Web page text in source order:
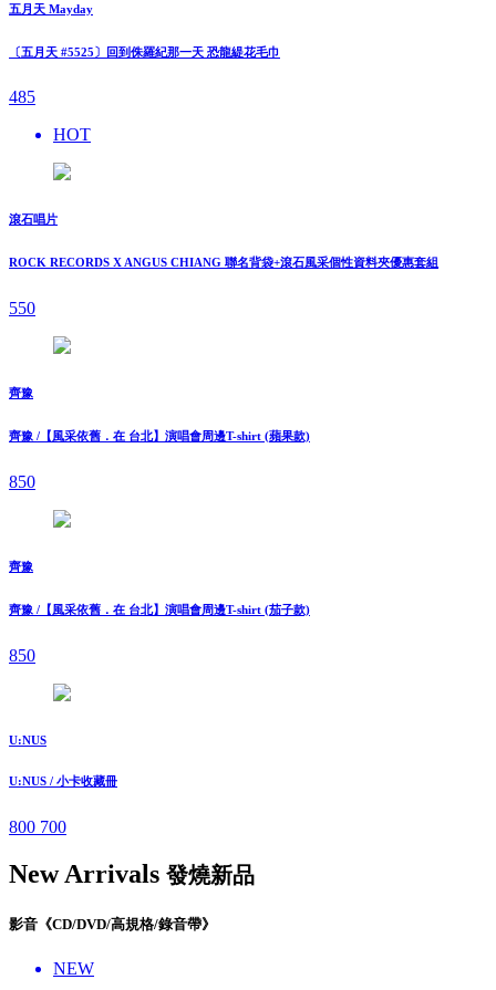
五月天 Mayday
〔五月天 #5525〕回到侏羅紀那一天 恐龍緹花毛巾
485
HOT
滾石唱片
ROCK RECORDS X ANGUS CHIANG 聯名背袋+滾石風采個性資料夾優惠套組
550
齊豫
齊豫 /【風采依舊．在 台北】演唱會周邊T-shirt (蘋果款)
850
齊豫
齊豫 /【風采依舊．在 台北】演唱會周邊T-shirt (茄子款)
850
U:NUS
U:NUS / 小卡收藏冊
800 700
New Arrivals 發燒新品
影音《CD/DVD/高規格/錄音帶》
NEW